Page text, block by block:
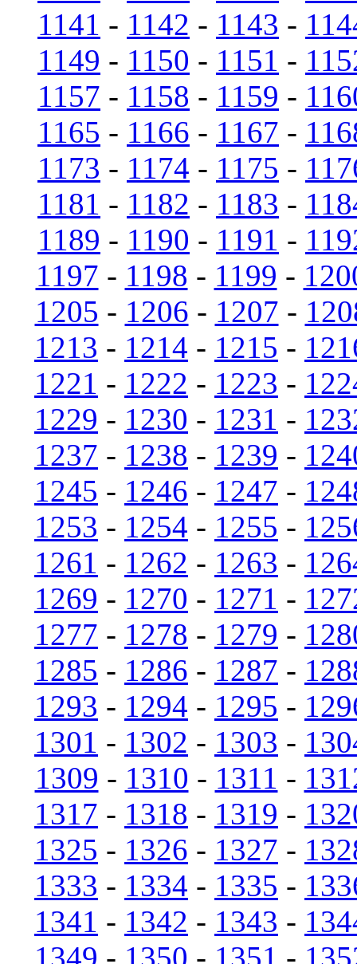
1141 - 1142 - 1143 -
1149 - 1150 - 1151 -
1157 - 1158 - 1159 -
1165 - 1166 - 1167 -
1173 - 1174 - 1175 -
1181 - 1182 - 1183 -
1189 - 1190 - 1191 -
1197 - 1198 - 1199 -
1205 - 1206 - 1207 -
1213 - 1214 - 1215 -
1221 - 1222 - 1223 -
1229 - 1230 - 1231 -
1237 - 1238 - 1239 -
1245 - 1246 - 1247 -
1253 - 1254 - 1255 -
1261 - 1262 - 1263 -
1269 - 1270 - 1271 -
1277 - 1278 - 1279 -
1285 - 1286 - 1287 -
1293 - 1294 - 1295 -
1301 - 1302 - 1303 -
1309 - 1310 - 1311 -
1317 - 1318 - 1319 -
1325 - 1326 - 1327 -
1333 - 1334 - 1335 -
1341 - 1342 - 1343 -
1349 - 1350 - 1351 -